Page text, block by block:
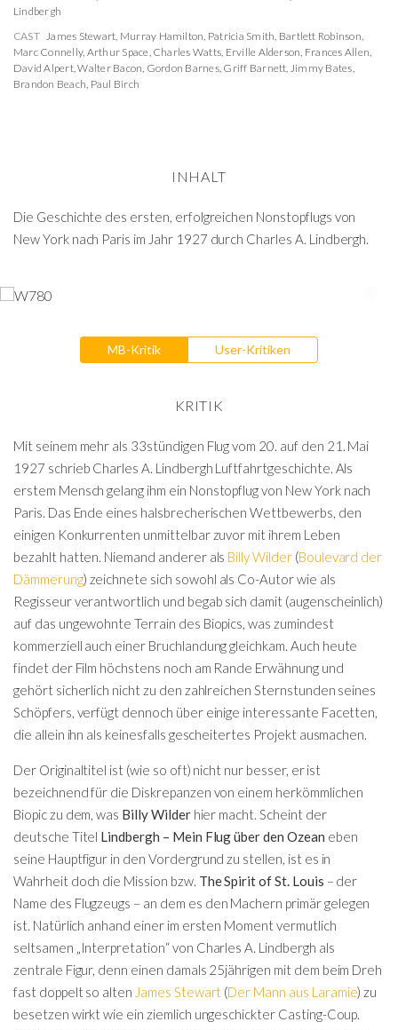
Lindbergh
CAST James Stewart, Murray Hamilton, Patricia Smith, Bartlett Robinson,
Marc Connelly, Arthur Space, Charles Watts, Erville Alderson, Frances Allen,
David Alpert,Walter Bacon, Gordon Barnes, Griff Barnett, Jimmy Bates,
Brandon Beach, Paul Birch
INHALT
Die Geschichte des ersten, erfolgreichen Nonstopflugs von
New York nach Paris im Jahr 1927 durch Charles A. Lindbergh.
MB-Kritik User-Kritiken
KRITIK
Mit seinem mehr als 33stündigen Flug vom 20. auf den 21. Mai
1927 schrieb Charles A. Lindbergh Luftfahrtgeschichte. Als
erstem Mensch gelang ihm ein Nonstopflug von New York nach
Paris. Das Ende eines halsbrecherischen Wettbewerbs, den
einigen Konkurrenten unmittelbar zuvor mit ihrem Leben
bezahlt hatten. Niemand anderer als Billy Wilder(Boulevard der
Dämmerung) zeichnete sich sowohl als Co-Autor wie als
Regisseur verantwortlich und begab sich damit (augenscheinlich)
auf das ungewohnte Terrain des Biopics, was zumindest
kommerziell auch einer Bruchlandung gleichkam. Auch heute
findet der Film höchstens noch am Rande Erwähnung und
gehört sicherlich nicht zu den zahlreichen Sternstunden seines
Schöpfers, verfügt dennoch über einige interessante Facetten,
die allein ihn als keinesfalls gescheitertes Projekt ausmachen.
Der Originaltitel ist (wie so oft) nicht nur besser, er ist
bezeichnend für die Diskrepanzen von einem herkömmlichen
Biopic zu dem, was Billy Wilderhier macht. Scheint der
deutsche Titel Lindbergh – Mein Flug über den Ozean eben
seine Hauptfigur in den Vordergrund zu stellen, ist es in
Wahrheit doch die Mission bzw. The Spirit of St. Louis – der
Name des Flugzeugs – an dem es den Machern primär gelegen
ist. Natürlich anhand einer im ersten Moment vermutlich
seltsamen „Interpretation“ von Charles A. Lindbergh als
zentrale Figur, denn einen damals 25jährigen mit dem beim Dreh
fast doppelt so alten James Stewart (Der Mann aus Laramie) zu
besetzen wirkt wie ein ziemlich ungeschickter Casting-Coup.